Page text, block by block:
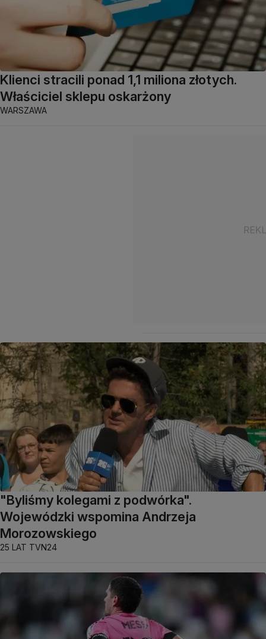
Klienci stracili ponad 1,1 miliona złotych.
Właściciel sklepu oskarżony
WARSZAWA
"Byliśmy kolegami z podwórka".
Wojewódzki wspomina Andrzeja
Morozowskiego
25 LAT TVN24